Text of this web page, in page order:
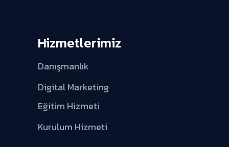
Hizmetlerimiz
Danışmanlık
Digital Marketing
Eğitim Hizmeti
Kurulum Hizmeti